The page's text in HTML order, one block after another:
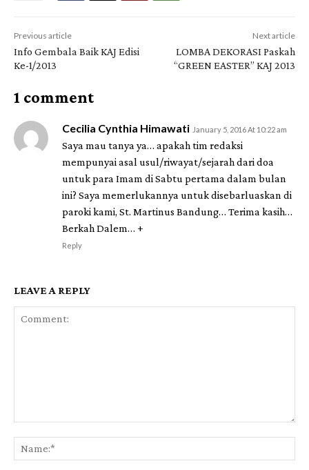
Previous article
Info Gembala Baik KAJ Edisi
Ke-1/2013
Next article
LOMBA DEKORASI Paskah
“GREEN EASTER” KAJ 2013
1 comment
Cecilia Cynthia Himawati January 5, 2016 At 10:22 am
Saya mau tanya ya… apakah tim redaksi
mempunyai asal usul/riwayat/sejarah dari doa
untuk para Imam di Sabtu pertama dalam bulan
ini? Saya memerlukannya untuk disebarluaskan di
paroki kami, St. Martinus Bandung… Terima kasih…
Berkah Dalem… +
Reply
LEAVE A REPLY